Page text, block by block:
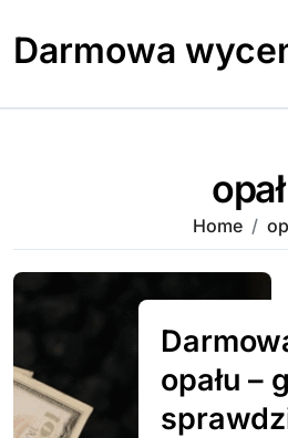
content
Darmowa
opał
Home
opału –